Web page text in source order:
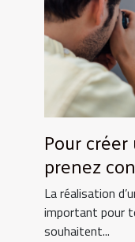
Pour
prenez
La réalisation
important pour
souhaitent...